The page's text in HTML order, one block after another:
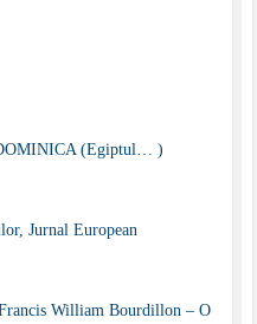
(Egiptul… )
Jurnal European
William Bourdillon – O